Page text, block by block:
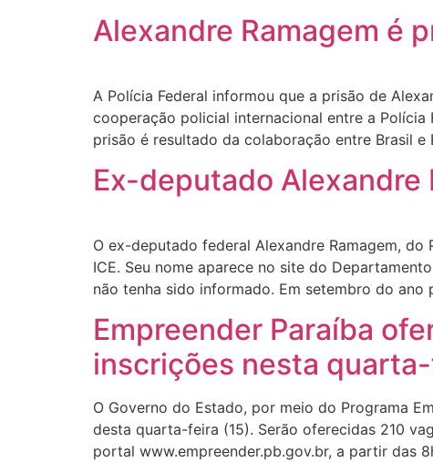
Alexandre Ramagem é
A Polícia Federal informou que a prisão de
cooperação policial internacional entre a Polícia
prisão é resultado da colaboração entre Brasil
Ex-deputado Alexandre
O ex-deputado federal Alexandre Ramagem,
ICE. Seu nome aparece no site do
não tenha sido informado. Em setembro do ano
Empreender Paraíba
inscrições nesta
O Governo do Estado, por meio do Programa
desta quarta-feira (15). Serão oferecidas 210
portal www.empreender.pb.gov.br, a partir das